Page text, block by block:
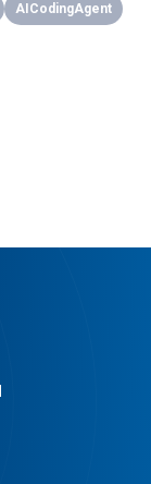
AICodingAgent